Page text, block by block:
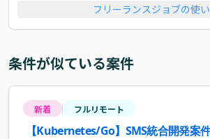
フリーランスジョブの使
条件が似ている案件
新着 フルリモート
【Kubernetes/Go】SMS統合開発案